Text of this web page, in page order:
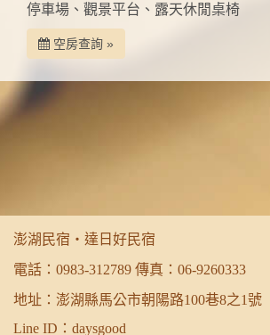
停車場、觀景平台、露天休閒桌椅
空房查詢 »
澎湖民宿‧達日好民宿
電話： 0983-312789 傳真：06-9260333
地址：澎湖縣馬公市朝陽路100巷8之1號
Line ID：daysgood